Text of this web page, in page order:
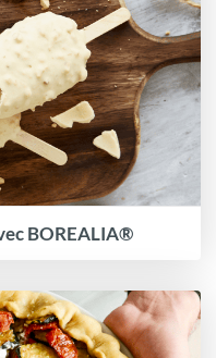
BOREALIA®